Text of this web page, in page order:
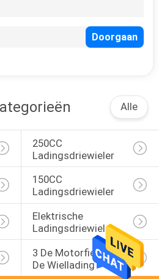
Alle
250CC
Ladingsdriewieler
150CC
Ladingsdriewieler
Elektrische
Ladingsdriewieler
3 De Motorfiets Van
De Wiellading